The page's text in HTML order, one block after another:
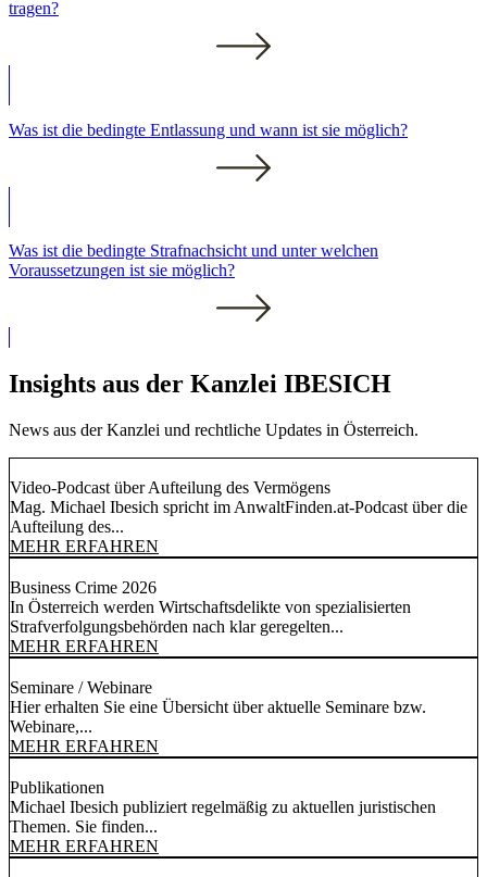
tragen?
Was ist die bedingte Entlassung und wann ist sie möglich?
Was ist die bedingte Strafnachsicht und unter welchen
Voraussetzungen ist sie möglich?
Insights aus der Kanzlei IBESICH
News aus der Kanzlei und rechtliche Updates in Österreich.
Video-Podcast über Aufteilung des Vermögens
Mag. Michael Ibesich spricht im AnwaltFinden.at-Podcast über die
Aufteilung des...
MEHR ERFAHREN
Business Crime 2026
In Österreich werden Wirtschaftsdelikte von spezialisierten
Strafverfolgungsbehörden nach klar geregelten...
MEHR ERFAHREN
Seminare / Webinare
Hier erhalten Sie eine Übersicht über aktuelle Seminare bzw.
Webinare,...
MEHR ERFAHREN
Publikationen
Michael Ibesich publiziert regelmäßig zu aktuellen juristischen
Themen. Sie finden...
MEHR ERFAHREN